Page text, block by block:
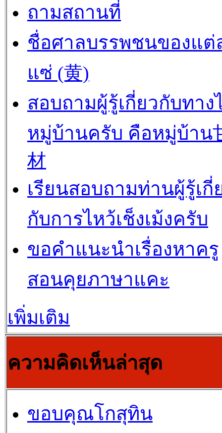
ถามสถานที่
ชื่อศาลบรรพชนของแต่
แซ่ (黄)
สอบถามผู้รู้เกี่ยวกับทาง
หมู่บ้านครับ คือหมู่บ้าน
材
เรียนสอบถามท่านผู้รู้เกี่
กับการไหว้เช็งเม้งครับ
ขอคำแนะนำเรื่องหาครู
สอนคุยภาษาแคะ
เพิ่มเติม
ความคิดเห็นล่าสุด
ขอบคุณโกสุทิน